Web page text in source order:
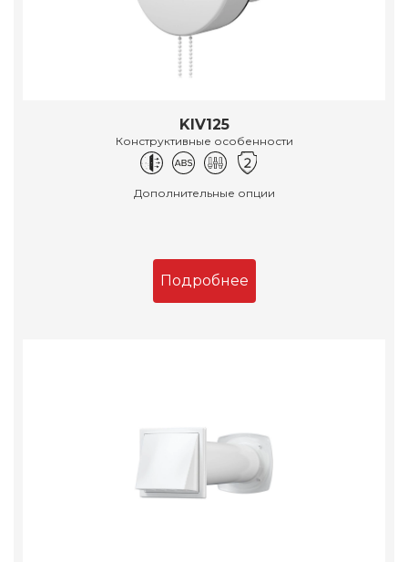
KIV125
Конструктивные особенности
Дополнительные опции
Подробнее